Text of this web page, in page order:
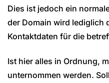
Dies ist jedoch ein
der Domain wird lediglich
Kontaktdaten für die
Ist hier alles in Ordnung,
unternommen werden.